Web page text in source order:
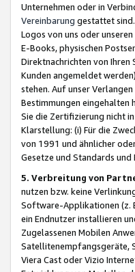
Unternehmen oder in
Vereinbarung gestattet
Logos von uns oder
E-Books, physischen
Direktnachrichten von
Kunden angemeldet
stehen. Auf unser
Bestimmungen eingehalten
Sie die Zertifizierung nicht
Klarstellung: (i) Für die
von 1991 und ähnlicher
Gesetze und Standards
5. Verbreitung von
nutzen bzw. keine
Software-Applikationen (z.
ein Endnutzer installieren
Zugelassenen Mobilen
Satellitenempfangsgeräte,
Viera Cast oder Vizio